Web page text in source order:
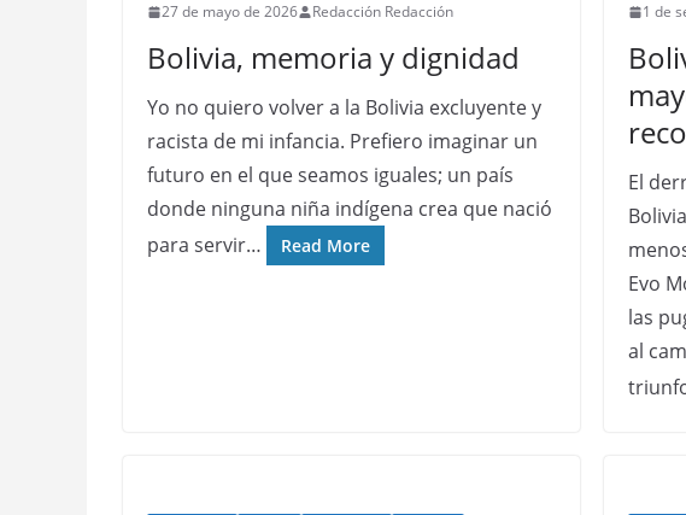
27 de mayo de 2026 Redacción Redacción
Bolivia, memoria y dignidad
Yo no quiero volver a la Bolivia excluyente y
racista de mi infancia. Prefiero imaginar un
futuro en el que seamos iguales; un país
donde ninguna niña indígena crea que nació
para servir…
Read More
1 de
El
Evo
las
al